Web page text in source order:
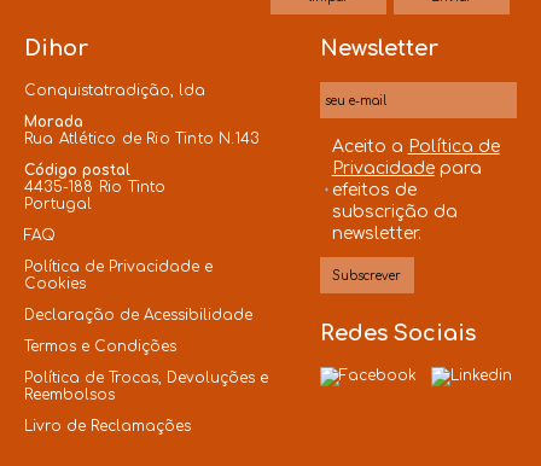
Dihor
Conquistatradição, lda
Morada
Rua Atlético de Rio Tinto N.143
Código postal
4435-188 Rio Tinto
Portugal
FAQ
Política de Privacidade e
Cookies
Declaração de Acessibilidade
Termos e Condições
Política de Trocas, Devoluções e
Reembolsos
Livro de Reclamações
Newsletter
Aceito a Política de
Privacidadepara
efeitos de
subscrição da
newsletter.
Redes Sociais